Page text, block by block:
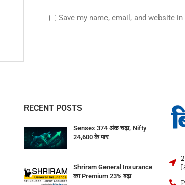
Save my name, email, and website
RECENT POSTS
Sensex 374 अंक चढ़ा, Nifty
24,600 के पार
Shriram General Insurance
का Premium 23% बढ़ा